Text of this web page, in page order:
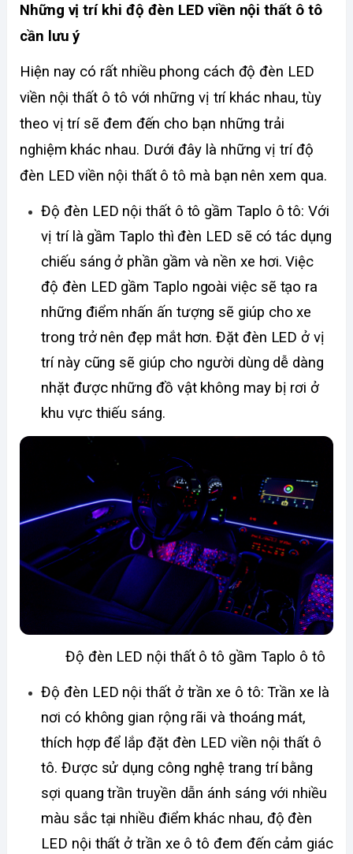
Những vị trí khi độ đèn LED viền nội thất ô tô
cần lưu ý
Hiện nay có rất nhiều phong cách độ đèn LED
viền nội thất ô tô với những vị trí khác nhau, tùy
theo vị trí sẽ đem đến cho bạn những trải
nghiệm khác nhau. Dưới đây là những vị trí độ
đèn LED viền nội thất ô tô mà bạn nên xem qua.
Độ đèn LED nội thất ô tô gầm Taplo ô tô: Với
vị trí là gầm Taplo thì đèn LED sẽ có tác dụng
chiếu sáng ở phần gầm và nền xe hơi. Việc
độ đèn LED gầm Taplo ngoài việc sẽ tạo ra
những điểm nhấn ấn tượng sẽ giúp cho xe
trong trở nên đẹp mắt hơn. Đặt đèn LED ở vị
trí này cũng sẽ giúp cho người dùng dễ dàng
nhặt được những đồ vật không may bị rơi ở
khu vực thiếu sáng.
Độ đèn LED nội thất ô tô gầm Taplo ô tô
Độ đèn LED nội thất ở trần xe ô tô: Trần xe là
nơi có không gian rộng rãi và thoáng mát,
thích hợp để lắp đặt đèn LED viền nội thất ô
tô. Được sử dụng công nghệ trang trí bằng
sợi quang trần truyền dẫn ánh sáng với nhiều
màu sắc tại nhiều điểm khác nhau, độ đèn
LED nội thất ở trần xe ô tô đem đến cảm giác